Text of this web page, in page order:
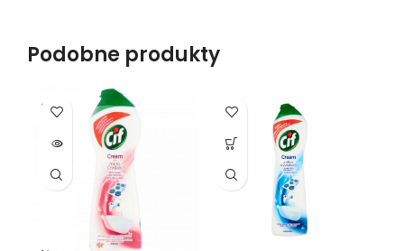
Podobne produkty
SOLD
OUT